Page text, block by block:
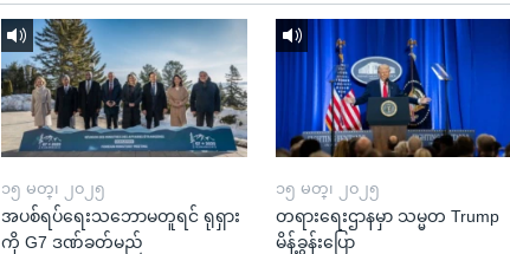
၁၅ မတ္၊ ၂၀၂၅
အပစ်ရပ်ရေးသဘောမတူရင် ရုရှား
ကို G7 ဒဏ်ခတ်မည်
၁၅ မတ္၊ ၂၀၂၅
တရားရေးဌာနမှာ သမ္မတ Trump
မိန့်ခွန်းပြော